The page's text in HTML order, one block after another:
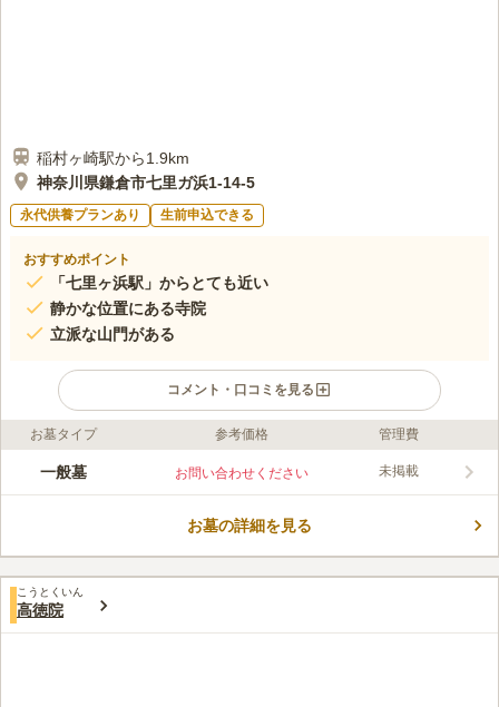
稲村ヶ崎駅から1.9km
神奈川県鎌倉市七里ガ浜1-14-5
永代供養プランあり 生前申込できる
おすすめポイント
「七里ヶ浜駅」からとても近い
静かな位置にある寺院
立派な山門がある
コメント・口コミを見る
ライフドット編集部のコメント
暖かな陽射しを浴びながら、じっくとお参りできる霊光寺は歴史
できます。専用の駐車場が用意されていることもあって、車での
口コミ評価
この霊園はまだ誰からも評価されていません。
お墓タイプ 参考価格 管理費
一般墓 お問い合わせください 未掲載
お墓の詳細を見る
こうとくいん
高徳院